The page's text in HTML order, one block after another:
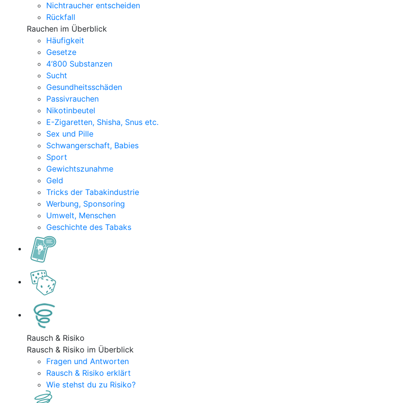
Nichtraucher entscheiden
Rückfall
Rauchen im Überblick
Häufigkeit
Gesetze
4‘800 Substanzen
Sucht
Gesundheitsschäden
Passivrauchen
Nikotinbeutel
E-Zigaretten, Shisha, Snus etc.
Sex und Pille
Schwangerschaft, Babies
Sport
Gewichtszunahme
Geld
Tricks der Tabakindustrie
Werbung, Sponsoring
Umwelt, Menschen
Geschichte des Tabaks
Rausch & Risiko
Rausch & Risiko im Überblick
Fragen und Antworten
Rausch & Risiko erklärt
Wie stehst du zu Risiko?